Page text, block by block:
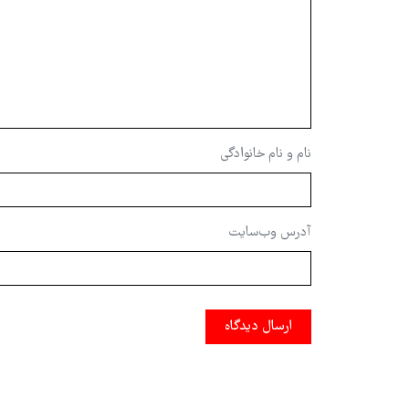
نام و نام خانوادگی
آدرس وب‌سایت
ارسال دیدگاه